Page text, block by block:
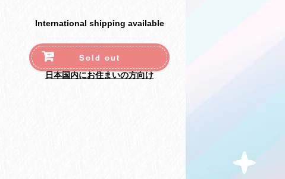
International shipping available
Sold out
日本国内にお住まいの方向け